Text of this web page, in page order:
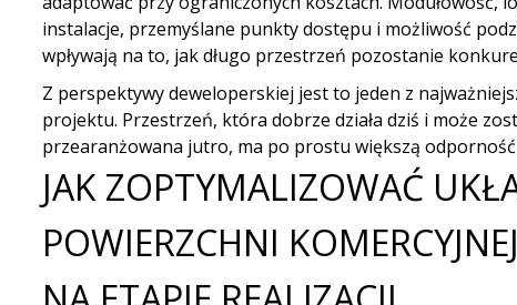
instalacje, przemyślane punkty dostępu i możliwość
wpływają na to, jak długo przestrzeń pozostanie
Z perspektywy deweloperskiej jest to jeden z
projektu. Przestrzeń, która dobrze działa dziś i może
przearanżowana jutro, ma po prostu większą
JAK ZOPTYMALIZOWAĆ
POWIERZCHNI